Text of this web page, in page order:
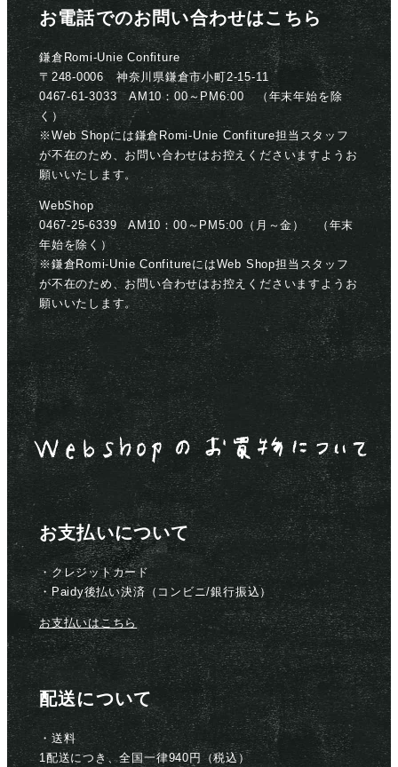
お電話でのお問い合わせはこちら
鎌倉Romi-Unie Confiture
〒248-0006 神奈川県鎌倉市小町2-15-11
0467-61-3033 AM10：00～PM6:00 （年末年始を除
く）
※Web Shopには鎌倉Romi-Unie Confiture担当スタッフ
が不在のため、お問い合わせはお控えくださいますようお
願いいたします。
WebShop
0467-25-6339 AM10：00～PM5:00（月～金） （年末
年始を除く）
※鎌倉Romi-Unie ConfitureにはWeb Shop担当スタッフ
が不在のため、お問い合わせはお控えくださいますようお
願いいたします。
お支払いについて
・クレジットカード
・Paidy後払い決済（コンビニ/銀行振込）
お支払いはこちら
配送について
・送料
1配送につき、全国一律940円（税込）